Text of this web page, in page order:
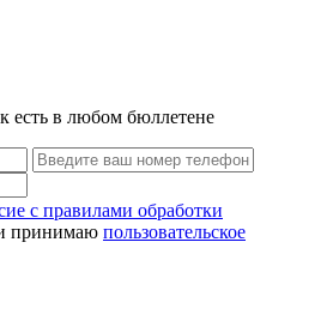
есть в любом бюллетене
с правилами обработки
принимаю пользовательское